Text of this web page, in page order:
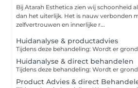
Bij Atarah Esthetica zien wij schoonheid
dan het uiterlijk. Het is nauw verbonden
zelfvertrouwen en innerlijke r...
Huidanalyse & productadvies
Huidanalyse & direct behandelen
Product Advies & direct